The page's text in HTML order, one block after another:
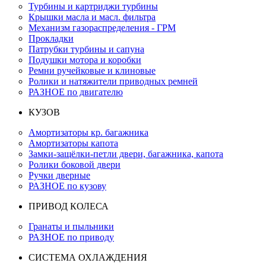
Турбины и картриджи турбины
Крышки масла и масл. фильтра
Механизм газораспределения - ГРМ
Прокладки
Патрубки турбины и сапуна
Подушки мотора и коробки
Ремни ручейковые и клиновые
Ролики и натяжители приводных ремней
РАЗНОЕ по двигателю
КУЗОВ
Амортизаторы кр. багажника
Амортизаторы капота
Замки-защёлки-петли двери, багажника, капота
Ролики боковой двери
Ручки дверные
РАЗНОЕ по кузову
ПРИВОД КОЛЕСА
Гранаты и пыльники
РАЗНОЕ по приводу
СИСТЕМА ОХЛАЖДЕНИЯ